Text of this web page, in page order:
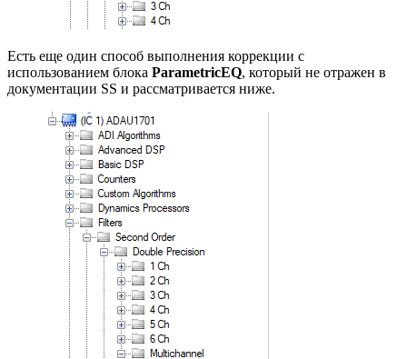
Есть еще один способ выполнения коррекции с
использованием блока ParametricEQ, который не отражен в
документации SS и рассматривается ниже.